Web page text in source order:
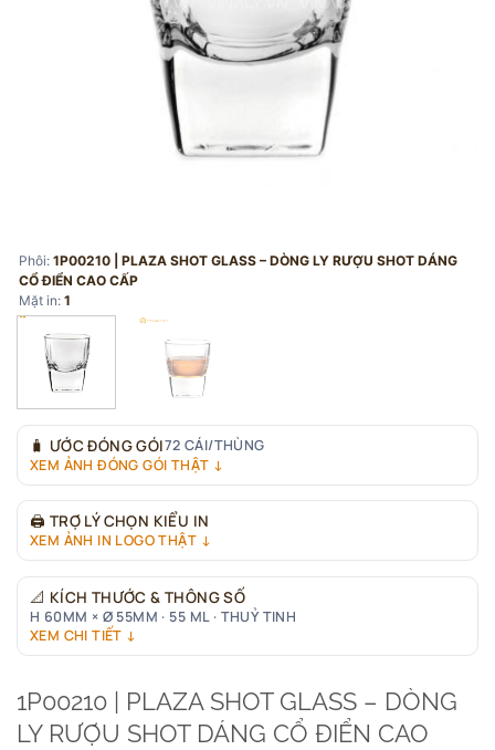
Phôi: 1P00210 | PLAZA SHOT GLASS – DÒNG LY RƯỢU SHOT DÁNG
CỔ ĐIỂN CAO CẤP
Mặt in: 1
🧳 ƯỚC ĐÓNG GÓI72 CÁI/THÙNG
XEM ẢNH ĐÓNG GÓI THẬT ↓
🖨 TRỢ LÝ CHỌN KIỂU IN
XEM ẢNH IN LOGO THẬT ↓
📐 KÍCH THƯỚC & THÔNG SỐ
H 60MM × Ø 55MM · 55 ML · THUỶ TINH
XEM CHI TIẾT ↓
1P00210 | PLAZA SHOT GLASS – DÒNG
LY RƯỢU SHOT DÁNG CỔ ĐIỂN CAO